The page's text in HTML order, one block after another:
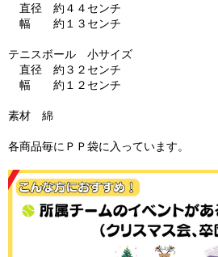
直径 約４４センチ
幅 約１３センチ
テニスボール 小サイズ
直径 約３２センチ
幅 約１２センチ
素材 綿
各商品毎にＰＰ袋に入っています。